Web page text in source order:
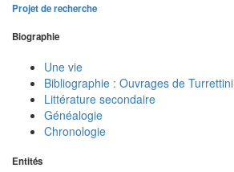
Projet de recherche
Biographie
Une vie
Bibliographie : Ouvrages de Turrettini
Littérature secondaire
Généalogie
Chronologie
Entités